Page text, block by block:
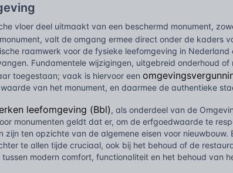
vloer deel uitmaakt van een beschermd monument,
valt de omgang ermee direct onder de kaders
raamwerk voor de fysieke leefomgeving in
Fundamentele wijzigingen, uitgebreid onderhoud
toegestaan; vaak is hiervoor een
van het monument, en daarmee de authentieke
leefomgeving (Bbl), als onderdeel van de
monumenten geldt dat er, om de erfgoedwaarde te
zijn ten opzichte van de algemene eisen voor nieuwbouw.
te allen tijde cruciaal, ook bij het behoud of de
modern comfort, functionaliteit en het behoud van